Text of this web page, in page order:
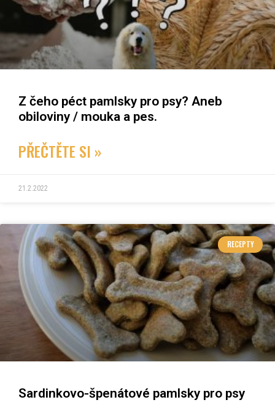
Z čeho péct pamlsky pro psy? Aneb
obiloviny / mouka a pes.
PŘEČTĚTE SI »
21.2.2022
RECEPTY
Sardinkovo-špenátové pamlsky pro psy